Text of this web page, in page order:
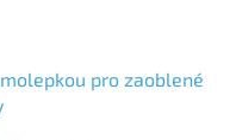
pro zaoblené